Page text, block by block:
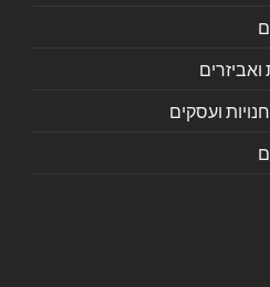
ואביזרים
ועסקים